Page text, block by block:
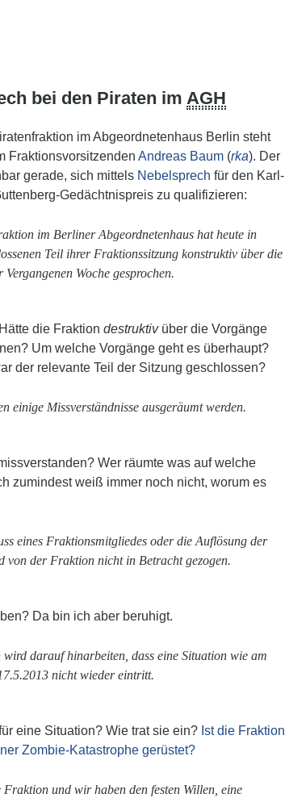
bei den Piraten im AGH
im Abgeordnetenhaus Berlin steht
Fraktionsvorsitzenden Andreas Baum (rka). Der
gerade, sich mittels Nebelsprech für den Karl-
Gedächtnispreis zu qualifizieren:
im Berliner Abgeordnetenhaus hat heute in
Teil ihrer Fraktionssitzung konstruktiv über die
Vergangenen Woche gesprochen.
die Fraktion destruktivüber die Vorgänge
Um welche Vorgänge geht es überhaupt?
der relevante Teil der Sitzung geschlossen?
einige Missverständnisse ausgeräumt werden.
Wer räumte was auf welche
zumindest weiß immer noch nicht, worum es
eines Fraktionsmitgliedes oder die Auflösung der
von der Fraktion nicht in Betracht gezogen.
Da bin ich aber beruhigt.
darauf hinarbeiten, dass eine Situation wie am
nicht wieder eintritt.
eine Situation? Wie trat sie ein? Ist die Fraktion
Zombie-Katastrophe gerüstet?
Fraktion und wir haben den festen Willen, eine